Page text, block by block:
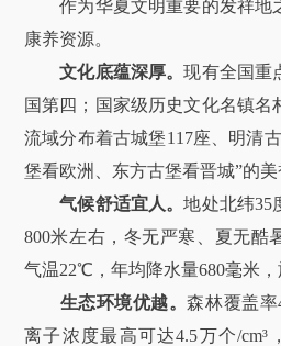
作为华夏文明重要的发祥地
康养资源。
文化底蕴深厚。现有全国重
国第四；国家级历史文化名镇名
流域分布着古城堡117座、明清
堡看欧洲、东方古堡看晋城”的美
气候舒适宜人。地处北纬35
800米左右，冬无严寒、夏无酷
气温22℃，年均降水量680毫米，
生态环境优越。森林覆盖率
离子浓度最高可达4.5万个/cm³